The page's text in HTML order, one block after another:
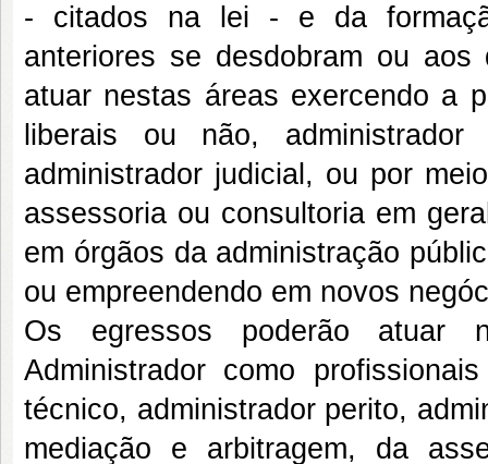
- citados na lei - e da
anteriores se desdobram ou
atuar nestas áreas exercendo a
liberais ou não, administrador
administrador judicial, ou por
assessoria ou consultoria em
em órgãos da administração
ou empreendendo em novos
Os egressos poderão atuar
Administrador como
técnico, administrador perito,
mediação e arbitragem, da